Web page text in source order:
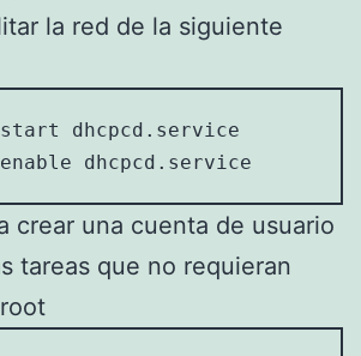
la red de la siguiente
dhcpcd.service
dhcpcd.service
crear una cuenta de usuario
tareas que no requieran